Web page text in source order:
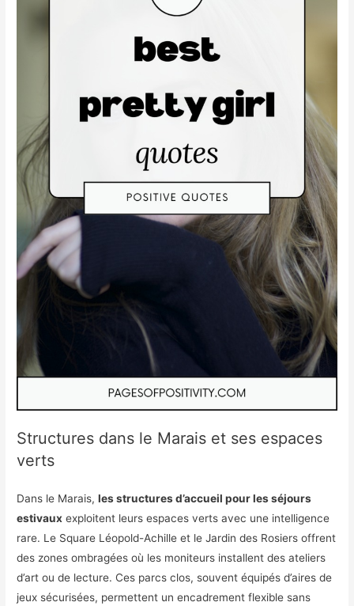
Structures dans le Marais et ses espaces
verts
Dans le Marais,les structures d’accueil pour les séjours
estivaux exploitent leurs espaces verts avec une intelligence
rare. Le Square Léopold-Achille et le Jardin des Rosiers offrent
des zones ombragées où les moniteurs installent des ateliers
d’art ou de lecture. Ces parcs clos, souvent équipés d’aires de
jeux sécurisées, permettent un encadrement flexible sans